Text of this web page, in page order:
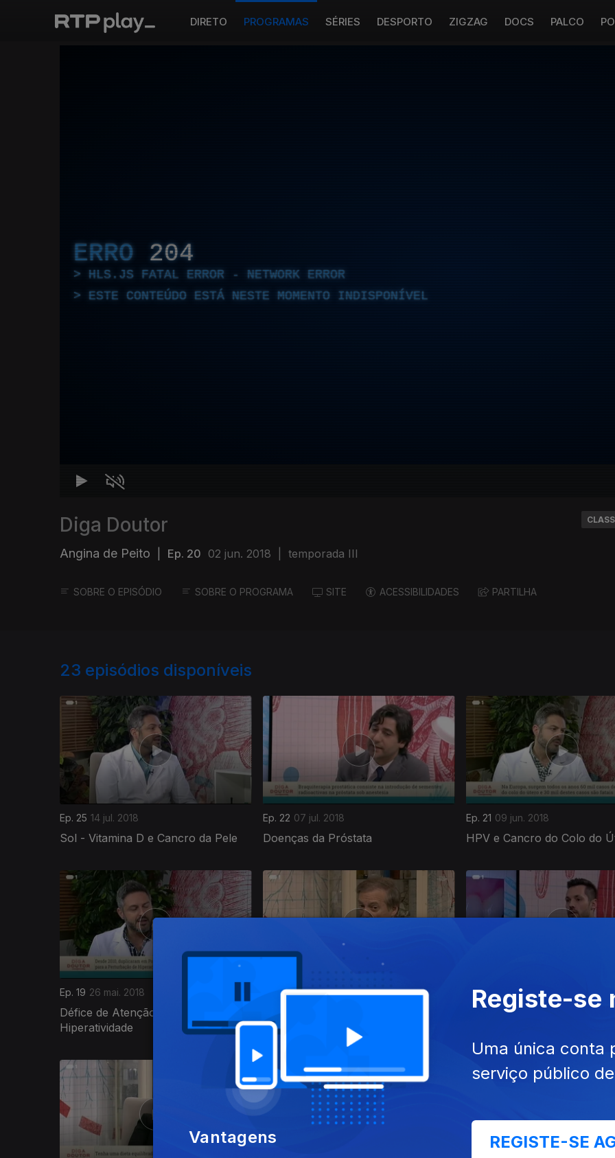
DIRETO PROGRAMAS SÉRIES DESPORTO ZIGZAG DOCS PALCO
ERRO 204
HLS.JS FATAL ERROR - NETWORK ERROR
ESTE CONTEÚDO ESTÁ NESTE MOMENTO INDISPONÍVEL
Diga Doutor
Angina de Peito Ep. 20 02 jun. 2018 temporada III
SOBRE O EPISÓDIO SOBRE O PROGRAMA SITE ACESSIBILIDADES PARTILHA
23 episódios disponíveis
Ep. 25 14 jul. 2018
Sol - Vitamina D e Cancro da Pele
Ep. 22 07 jul. 2018
Doenças da Próstata
Ep. 21 09 jun. 2018
HPV e Cancro do Colo do
Ep. 19 26 mai. 2018
Défice de Atenção Com ou Sem
Hiperatividade
Ep. 18 05 mai. 2018
Fígado: Cirrose e Hepatite C
Ep. 17 28 abr. 2018
Higiene Oral
337689
Vantagens
Registe-se
Uma única conta
serviço público
REGISTE-SE